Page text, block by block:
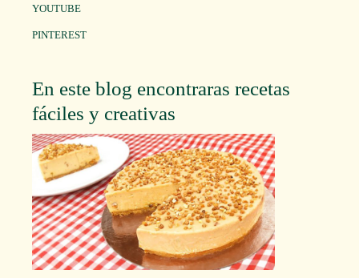
YOUTUBE
PINTEREST
En este blog encontraras recetas
fáciles y creativas